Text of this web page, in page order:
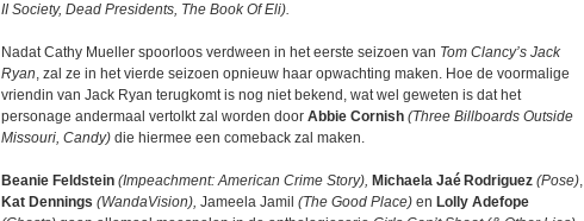
II Society, Dead Presidents, The Book Of Eli).
Nadat Cathy Mueller spoorloos verdween in het eerste seizoen van Tom Clancy’s Jack
Ryan, zal ze in het vierde seizoen opnieuw haar opwachting maken. Hoe de voormalige
vriendin van Jack Ryan terugkomt is nog niet bekend, wat wel geweten is dat het
personage andermaal vertolkt zal worden door Abbie Cornish (Three Billboards Outside
Missouri, Candy) die hiermee een comeback zal maken.
Beanie Feldstein (Impeachment: American Crime Story), Michaela Jaé Rodriguez (Pose),
Kat Dennings (WandaVision), Jameela Jamil (The Good Place) en Lolly Adefope